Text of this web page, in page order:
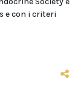
e con i criteri